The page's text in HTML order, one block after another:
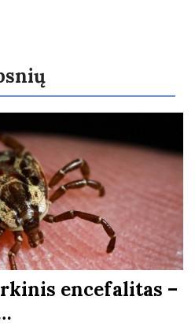
encefalitas –